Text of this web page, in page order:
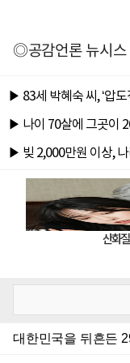
◎공감언론 뉴시스